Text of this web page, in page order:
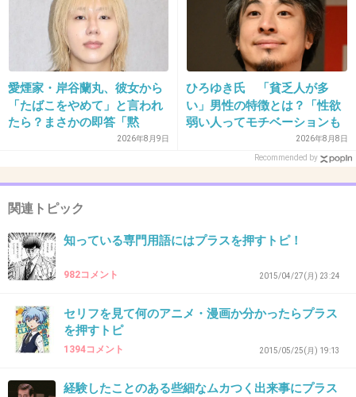
2015/05/10(日) 23:29:37
クレイジージャーニー
+33 -84
42. 匿名2015/05/10(日) 23:29:39
笑ってコラえて
+102
43. 匿名2015/05/10(日) 23:29:42
怒り新党
愛煙家・岸谷蘭丸、彼女から
「たばこをやめて」と言われ
たら？まさかの即答「黙
2026年8月9日
ひろゆき氏 「貧乏人が多
い」男性の特徴とは？「性欲
弱い人ってモチベーションも
低いので貧乏人多い」2026年8月8日
Recommended by
関連トピック
知っている専門用語にはプラスを押すトピ！
982コメント 2015/04/27(月) 23:24
セリフを見て何のアニメ・漫画か分かったらプラス
を押すトピ
1394コメント 2015/05/25(月) 19:13
経験したことのある些細なムカつく出来事にプラス